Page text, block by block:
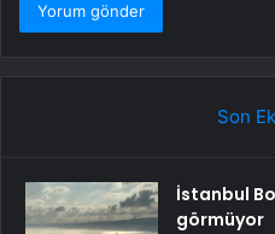
Son
İstanbul
görmüyor